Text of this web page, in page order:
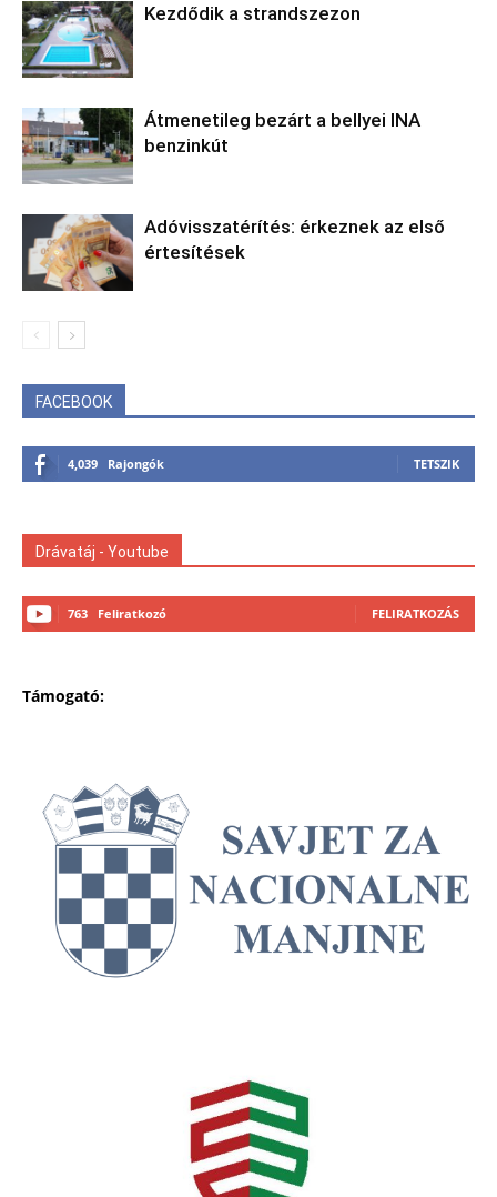
Kezdődik a strandszezon
Átmenetileg bezárt a bellyei INA
benzinkút
Adóvisszatérítés: érkeznek az első
értesítések
FACEBOOK
4,039 Rajongók TETSZIK
Drávatáj - Youtube
763 Feliratkozó FELIRATKOZÁS
Támogató: